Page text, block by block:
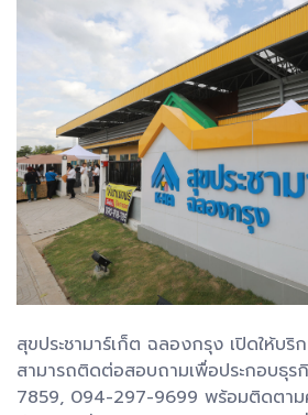
สุขประชามาร์เก็ต ฉลองกรุง เปิดให้บริ
สามารถติดต่อสอบถามเพื่อประกอบธุร
7859, 094-297-9699 พร้อมติดตาม